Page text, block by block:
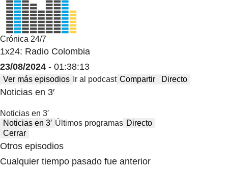
Crónica 24/7
1x24: Radio Colombia
23/08/2024 - 01:38:13
Ver más episodios Ir al podcast Compartir Directo
Noticias en 3′
Noticias en 3′
Noticias en 3′ Últimos programas Directo
Cerrar
Otros episodios
Cualquier tiempo pasado fue anterior